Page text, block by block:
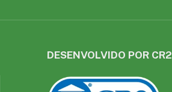
DESENVOLVIDO POR CR2